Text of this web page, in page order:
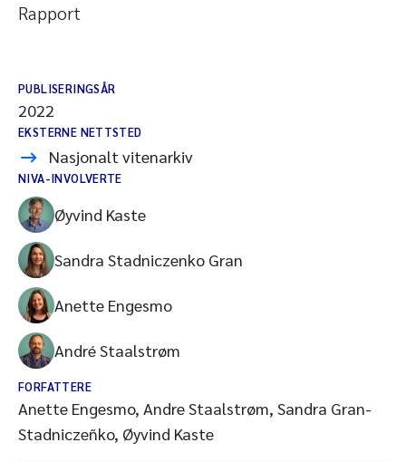
Rapport
PUBLISERINGSÅR
2022
EKSTERNE NETTSTED
Nasjonalt vitenarkiv
NIVA-INVOLVERTE
Øyvind Kaste
Sandra Stadniczenko Gran
Anette Engesmo
André Staalstrøm
FORFATTERE
Anette Engesmo, Andre Staalstrøm, Sandra Gran-
Stadniczeñko, Øyvind Kaste